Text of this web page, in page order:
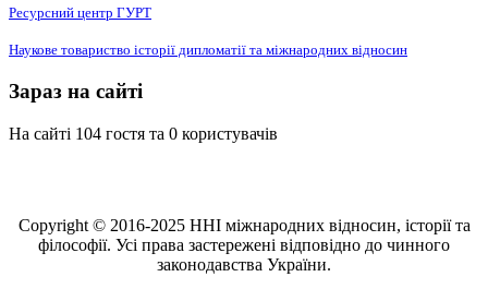
Ресурсний центр ГУРТ
Наукове товариство історії дипломатії та міжнародних відносин
Зараз на сайті
На сайті 104 гостя та 0 користувачів
Copyright © 2016-2025 ННІ міжнародних відносин, історії та
філософії. Усі права застережені відповідно до чинного
законодавства України.